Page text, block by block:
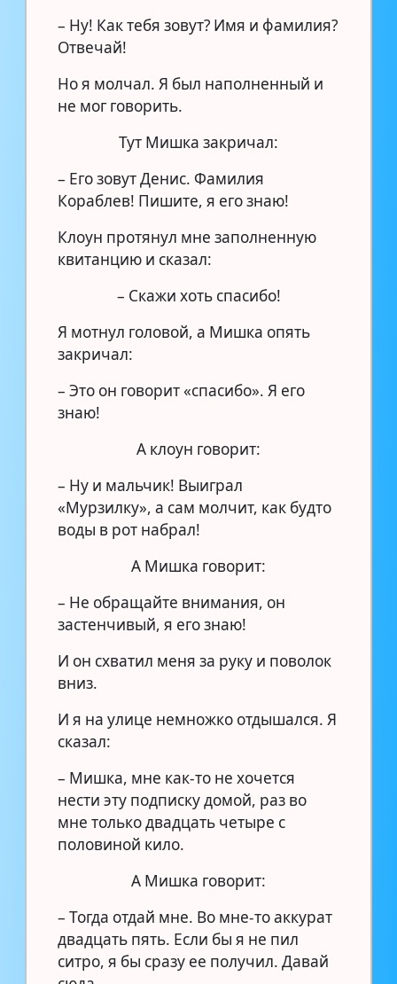
– Ну! Как тебя зовут? Имя и фамилия?
Отвечай!
Но я молчал. Я был наполненный и
не мог говорить.
Тут Мишка закричал:
– Его зовут Денис. Фамилия
Кораблев! Пишите, я его знаю!
Клоун протянул мне заполненную
квитанцию и сказал:
– Скажи хоть спасибо!
Я мотнул головой, а Мишка опять
закричал:
– Это он говорит «спасибо». Я его
знаю!
А клоун говорит:
– Ну и мальчик! Выиграл
«Мурзилку», а сам молчит, как будто
воды в рот набрал!
А Мишка говорит:
– Не обращайте внимания, он
застенчивый, я его знаю!
И он схватил меня за руку и поволок
вниз.
И я на улице немножко отдышался. Я
сказал:
– Мишка, мне как-то не хочется
нести эту подписку домой, раз во
мне только двадцать четыре с
половиной кило.
А Мишка говорит:
– Тогда отдай мне. Во мне-то аккурат
двадцать пять. Если бы я не пил
ситро, я бы сразу ее получил. Давай